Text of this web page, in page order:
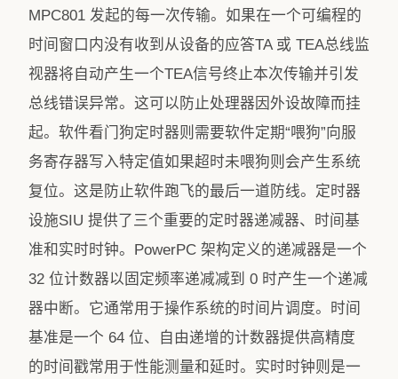
MPC801 发起的每一次传输。如果在一个可编程的
时间窗口内没有收到从设备的应答TA 或 TEA总线监
视器将自动产生一个TEA信号终止本次传输并引发
总线错误异常。这可以防止处理器因外设故障而挂
起。软件看门狗定时器则需要软件定期“喂狗”向服
务寄存器写入特定值如果超时未喂狗则会产生系统
复位。这是防止软件跑飞的最后一道防线。定时器
设施SIU 提供了三个重要的定时器递减器、时间基
准和实时时钟。PowerPC 架构定义的递减器是一个
32 位计数器以固定频率递减减到 0 时产生一个递减
器中断。它通常用于操作系统的时间片调度。时间
基准是一个 64 位、自由递增的计数器提供高精度
的时间戳常用于性能测量和延时。实时时钟则是一